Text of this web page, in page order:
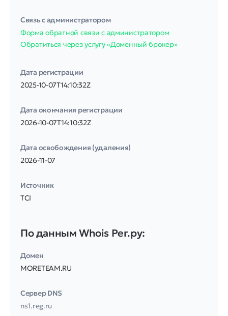
Связь с администратором
Форма обратной связи с администратором
Обратиться через услугу «Доменный брокер»
Дата регистрации
2025-10-07T14:10:32Z
Дата окончания регистрации
2026-10-07T14:10:32Z
Дата освобождения (удаления)
2026-11-07
Источник
TCI
По данным Whois Рег.ру:
Домен
MORETEAM.RU
Сервер DNS
ns1.reg.ru